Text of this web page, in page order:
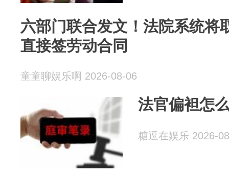
六部门联合发文！法院系统将
直接签劳动合同
童童聊娱乐啊 2026-08-06
法官偏袒怎
糖逗在娱乐 2026-